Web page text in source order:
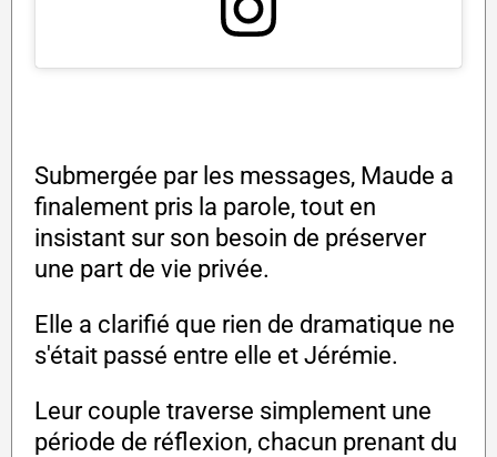
Submergée par les messages, Maude a
finalement pris la parole, tout en
insistant sur son besoin de préserver
une part de vie privée.
Elle a clarifié que rien de dramatique ne
s'était passé entre elle et Jérémie.
Leur couple traverse simplement une
période de réflexion, chacun prenant du